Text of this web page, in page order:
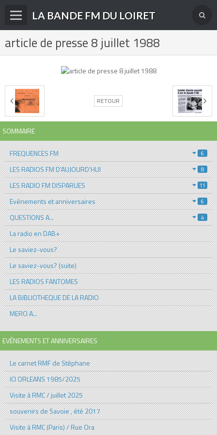
LA BANDE FM DU LOIRET
Accueil
radios actuelles
La radio en DAB+
archives
derniéres infos
Livre d'or du site
Contact
article de presse 8 juillet 1988
RETOUR
SOMMAIRE
FREQUENCES FM 6
LES RADIOS FM D'AUJOURD'HUI 8
LES RADIO FM DISPARUES 11
Evénements et anniversaires 6
QUESTIONS A... 4
La radio en DAB+
Le saviez-vous?
Le saviez-vous? (suite)
LES RADIOS FANTOMES
LA BIBLIOTHEQUE DE LA RADIO
MERCI A...
EVÉNEMENTS ET ANNIVERSAIRES
Le carnet RMF de Stéphane
ICI ORLEANS 1985/2025
Visite à RMC / juillet 2025
souvenirs de Savoie , été 2017
Visite à RMC (Paris) / Rue Ora